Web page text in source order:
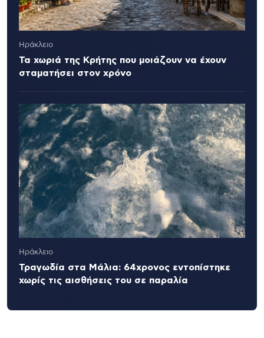
Ηράκλειο
Τα χωριά της Κρήτης που μοιάζουν να έχουν
σταματήσει στον χρόνο
Ηράκλειο
Τραγωδία στα Μάλια: 64χρονος εντοπίστηκε
χωρίς τις αισθήσεις του σε παραλία